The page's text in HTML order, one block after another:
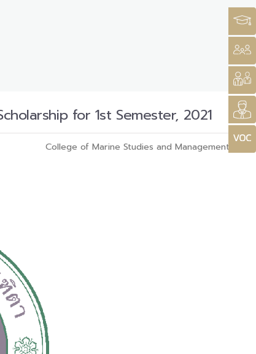
for 1st Semester, 2021
College of Marine Studies and Management